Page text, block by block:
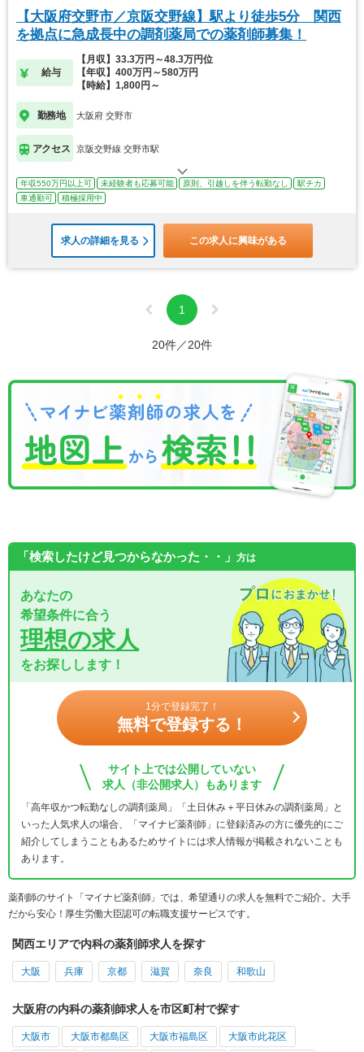
【大阪府交野市／京阪交野線】駅より徒歩5分 関西
を拠点に急成長中の調剤薬局での薬剤師募集！
給与
【月収】33.3万円～48.3万円位
【年収】400万円～580万円
【時給】1,800円～
勤務地 大阪府 交野市
アクセス 京阪交野線 交野市駅
年収550万円以上可 未経験者も応募可能 原則、引越しを伴う転勤なし
駅チカ
車通勤可
積極採用中
求人の詳細を見る この求人に興味がある
1
20件／20件
「検索したけど見つからなかった・・」 方は
あなたの
希望条件に合う
理想の求人
をお探しします！
1分で登録完了！
無料で登録する！
サイト上では公開していない
求人（非公開求人）もあります
「高年収かつ転勤なしの調剤薬局」「土日休み＋平日休みの調剤薬局」と
いった人気求人の場合、「マイナビ薬剤師」に登録済みの方に優先的にご
紹介してしまうこともあるためサイトには求人情報が掲載されないことも
あります。
薬剤師のサイト「マイナビ薬剤師」では、希望通りの求人を無料でご紹介。大手
だから安心！厚生労働大臣認可の転職支援サービスです。
関西エリアで内科の薬剤師求人を探す
大阪 兵庫 京都 滋賀 奈良 和歌山
大阪府の内科の薬剤師求人を市区町村で探す
大阪市 大阪市都島区 大阪市福島区 大阪市此花区